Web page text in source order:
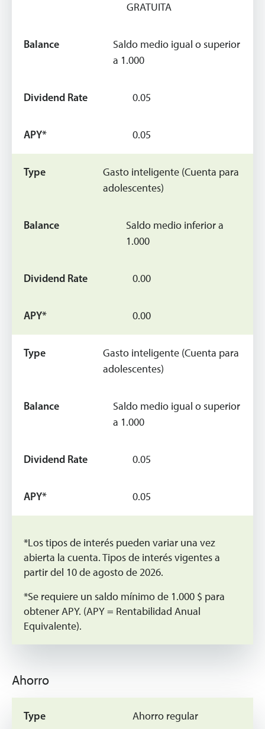
GRATUITA
Saldo medio igual o superior
a 1.000
0.05
0.05
Gasto inteligente (Cuenta para
adolescentes)
Saldo medio inferior a
1.000
0.00
0.00
Gasto inteligente (Cuenta para
adolescentes)
Saldo medio igual o superior
a 1.000
0.05
0.05
*Los tipos de interés pueden variar una vez
abierta la cuenta. Tipos de interés vigentes a
partir del 10 de agosto de 2026.
*Se requiere un saldo mínimo de 1.000 $ para
obtener APY. (APY = Rentabilidad Anual
Equivalente).
Ahorro
Ahorro regular